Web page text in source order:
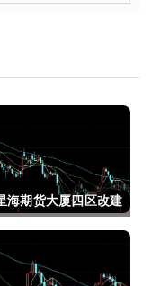
海期货大厦四区改建
海广场期货大厦)